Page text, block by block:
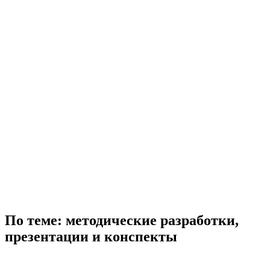
По теме: методические разработки,
презентации и конспекты